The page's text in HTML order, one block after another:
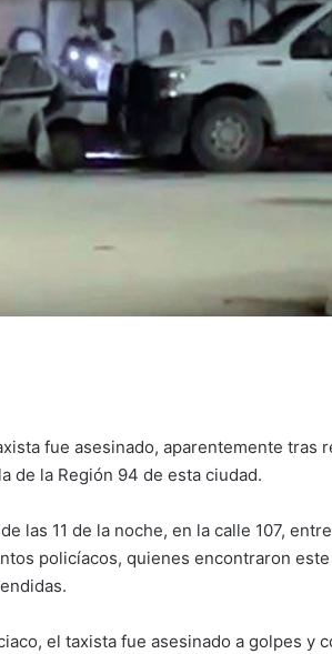
fue asesinado, aparentemente tras
de la Región 94 de esta ciudad.
las 11 de la noche, en la calle 107,
policíacos, quienes encontraron
el taxista fue asesinado a golpes y